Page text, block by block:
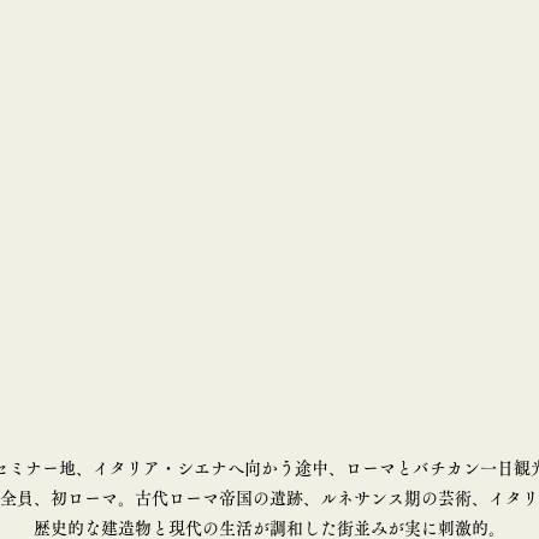
ミナー地、イタリア・シエナへ向かう途中、ローマとバチカン一日観
員、初ローマ。古代ローマ帝国の遺跡、ルネサンス期の芸術、イタリ
歴史的な建造物と現代の生活が調和した街並みが実に刺激的。